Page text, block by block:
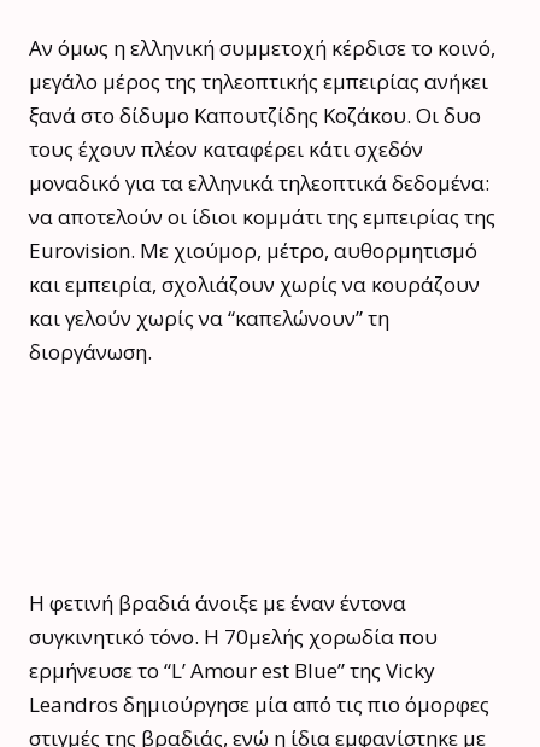
Αν όμως η ελληνική συμμετοχή κέρδισε το κοινό,
μεγάλο μέρος της τηλεοπτικής εμπειρίας ανήκει
ξανά στο δίδυμο Καπουτζίδης Κοζάκου. Οι δυο
τους έχουν πλέον καταφέρει κάτι σχεδόν
μοναδικό για τα ελληνικά τηλεοπτικά δεδομένα:
να αποτελούν οι ίδιοι κομμάτι της εμπειρίας της
Eurovision. Με χιούμορ, μέτρο, αυθορμητισμό
και εμπειρία, σχολιάζουν χωρίς να κουράζουν
και γελούν χωρίς να “καπελώνουν” τη
διοργάνωση.
Η φετινή βραδιά άνοιξε με έναν έντονα
συγκινητικό τόνο. Η 70μελής χορωδία που
ερμήνευσε το “L’ Amour est Blue” της Vicky
Leandros δημιούργησε μία από τις πιο όμορφες
στιγμές της βραδιάς, ενώ η ίδια εμφανίστηκε με